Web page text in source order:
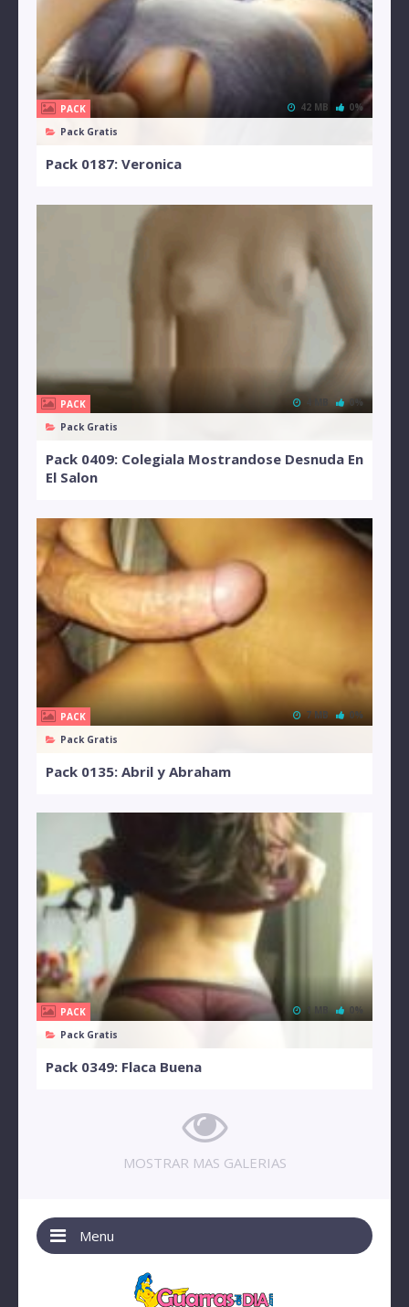
PACK
Pack Gratis
42 MB 0%
Pack 0187: Veronica
PACK
Pack Gratis
4 MB 0%
Pack 0409: Colegiala Mostrandose Desnuda En
El Salon
PACK
Pack Gratis
7 MB 0%
Pack 0135: Abril y Abraham
PACK
Pack Gratis
1 MB 0%
Pack 0349: Flaca Buena
MOSTRAR MAS GALERIAS
Menu